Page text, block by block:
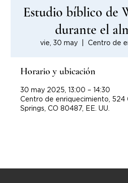
Estudio bíblico de
durante el
vie, 30 may Centro de
Horario y ubicación
30 may 2025, 13:00 – 14:30
Centro de enriquecimiento, 524
Springs, CO 80487, EE. UU.